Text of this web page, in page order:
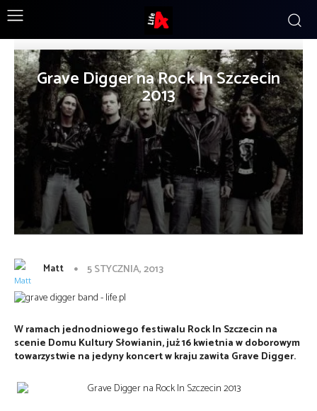
Grave Digger na Rock In Szczecin
2013
Matt 5 STYCZNIA, 2013
W ramach jednodniowego festiwalu Rock In Szczecin na
scenie Domu Kultury Słowianin, już 16 kwietnia w doborowym
towarzystwie na jedyny koncert w kraju zawita Grave Digger.